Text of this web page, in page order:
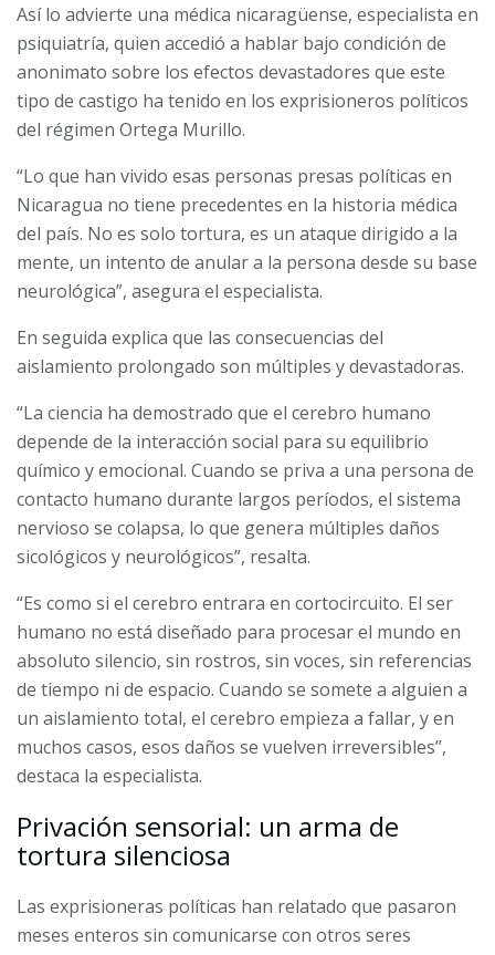
Así lo advierte una médica nicaragüense, especialista en
psiquiatría, quien accedió a hablar bajo condición de
anonimato sobre los efectos devastadores que este
tipo de castigo ha tenido en los exprisioneros políticos
del régimen Ortega Murillo.
“Lo que han vivido esas personas presas políticas en
Nicaragua no tiene precedentes en la historia médica
del país. No es solo tortura, es un ataque dirigido a la
mente, un intento de anular a la persona desde su base
neurológica”, asegura el especialista.
En seguida explica que las consecuencias del
aislamiento prolongado son múltiples y devastadoras.
“La ciencia ha demostrado que el cerebro humano
depende de la interacción social para su equilibrio
químico y emocional. Cuando se priva a una persona de
contacto humano durante largos períodos, el sistema
nervioso se colapsa, lo que genera múltiples daños
sicológicos y neurológicos”, resalta.
“Es como si el cerebro entrara en cortocircuito. El ser
humano no está diseñado para procesar el mundo en
absoluto silencio, sin rostros, sin voces, sin referencias
de tiempo ni de espacio. Cuando se somete a alguien a
un aislamiento total, el cerebro empieza a fallar, y en
muchos casos, esos daños se vuelven irreversibles”,
destaca la especialista.
Privación sensorial: un arma de
tortura silenciosa
Las exprisioneras políticas han relatado que pasaron
meses enteros sin comunicarse con otros seres